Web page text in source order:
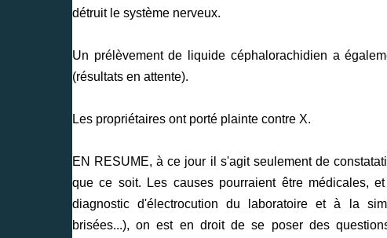
détruit le système nerveux.
Un prélèvement de liquide céphalorachidien a
(résultats en attente).
Les propriétaires ont porté plainte contre X.
EN RESUME, à ce jour il s'agit seulement de
que ce soit. Les causes pourraient être médicales,
diagnostic d'électrocution du laboratoire et à la
brisées...), on est en droit de se poser des